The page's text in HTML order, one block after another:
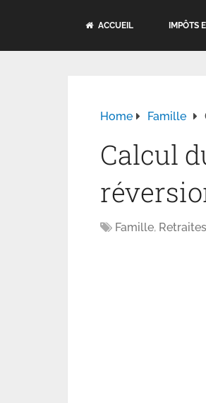
ACCUEIL IMPÔTS
Home Famille
Calcul
Famille, Retraites